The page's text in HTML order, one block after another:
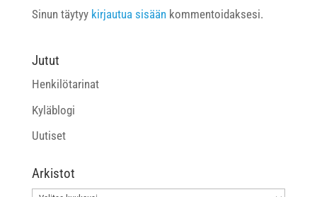
Sinun täytyy kirjautua sisäänkommentoidaksesi.
Jutut
Henkilötarinat
Kyläblogi
Uutiset
Arkistot